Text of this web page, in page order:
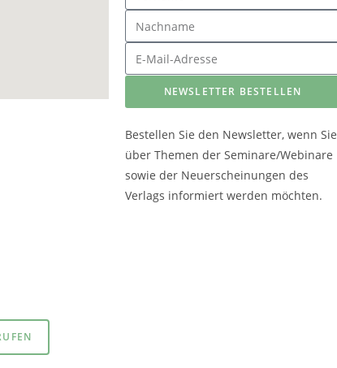
NEWSLETTER BESTELLEN
Bestellen Sie den Newsletter, wenn Sie
über Themen der Seminare/Webinare
sowie der Neuerscheinungen des
Verlags informiert werden möchten.